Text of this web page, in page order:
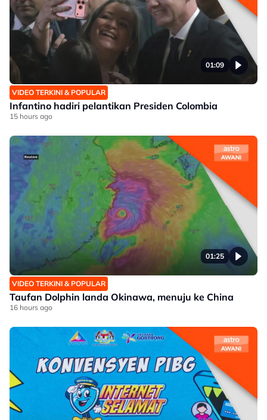
01:09
VIDEO TERKINI & POPULAR
Infantino hadiri pelantikan Presiden Colombia
15 hours ago
01:25
VIDEO TERKINI & POPULAR
Taufan Dolphin landa Okinawa, menuju ke China
16 hours ago